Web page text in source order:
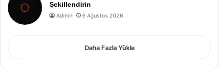
Şekillendirin
Admin 6 Ağustos 2026
Daha Fazla Yükle